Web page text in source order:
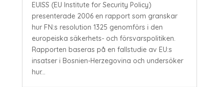
EUISS (EU Institute for Security Policy)
presenterade 2006 en rapport som granskar
hur FN:s resolution 1325 genomförs i den
europeiska säkerhets- och försvarspolitiken.
Rapporten baseras på en fallstudie av EU:s
insatser i Bosnien-Herzegovina och undersöker
hur...